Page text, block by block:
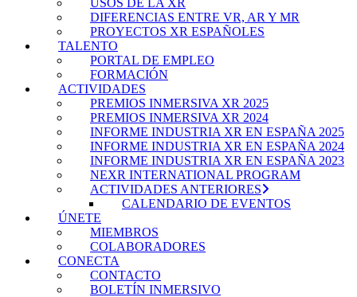
USOS DE LA XR
DIFERENCIAS ENTRE VR, AR Y MR
PROYECTOS XR ESPAÑOLES
TALENTO
PORTAL DE EMPLEO
FORMACIÓN
ACTIVIDADES
PREMIOS INMERSIVA XR 2025
PREMIOS INMERSIVA XR 2024
INFORME INDUSTRIA XR EN ESPAÑA 2025
INFORME INDUSTRIA XR EN ESPAÑA 2024
INFORME INDUSTRIA XR EN ESPAÑA 2023
NEXR INTERNATIONAL PROGRAM
ACTIVIDADES ANTERIORES
CALENDARIO DE EVENTOS
ÚNETE
MIEMBROS
COLABORADORES
CONECTA
CONTACTO
BOLETÍN INMERSIVO